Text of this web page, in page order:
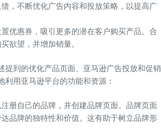
，不断优化广告内容和投放策略，以提高广
优惠券，吸引更多的潜在客户购买产品。合
欲望，并增加销量。
到的优化产品页面、亚马逊广告投放和促销
用亚马逊平台的功能和资源：
册自己的品牌，并创建品牌页面。品牌页面
品牌的独特性和价值。这有助于树立品牌形